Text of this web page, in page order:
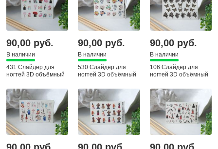
90,00 руб.
В наличии
431 Слайдер для
ногтей 3D объёмный
90,00 руб.
В наличии
530 Слайдер для
ногтей 3D объёмный
90,00 руб.
В наличии
106 Слайдер для
ногтей 3D объёмный